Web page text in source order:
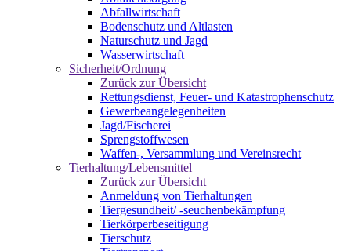
Abfallwirtschaft
Bodenschutz und Altlasten
Naturschutz und Jagd
Wasserwirtschaft
Sicherheit/Ordnung
Zurück zur Übersicht
Rettungsdienst, Feuer- und Katastrophenschutz
Gewerbeangelegenheiten
Jagd/Fischerei
Sprengstoffwesen
Waffen-, Versammlung und Vereinsrecht
Tierhaltung/Lebensmittel
Zurück zur Übersicht
Anmeldung von Tierhaltungen
Tiergesundheit/ -seuchenbekämpfung
Tierkörperbeseitigung
Tierschutz